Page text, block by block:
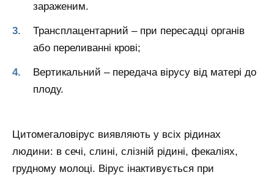
зараженим.
Трансплацентарний – при пересадці органів
або переливанні крові;
Вертикальний – передача вірусу від матері до
плоду.
Цитомегаловірус виявляють у всіх рідинах
людини: в сечі, слині, слізній рідині, фекаліях,
грудному молоці. Вірус інактивується при